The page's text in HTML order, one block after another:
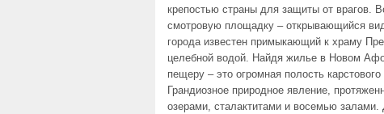
крепостью страны для защиты от врагов.
смотровую площадку – открывающийся
города известен примыкающий к храму
целебной водой. Найдя жилье в Новом
пещеру – это огромная полость
Грандиозное природное явление,
озерами, сталактитами и восемью